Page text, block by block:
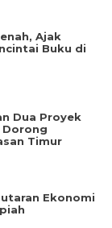
Ajak
Buku di
Dua Proyek
Dorong
Timur
Ekonomi